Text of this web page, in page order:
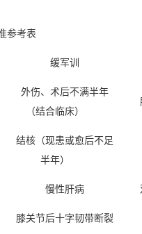
参考表
缓军训
外伤、术后不满半年
（结合临床）
结核（现患或愈后不足
半年）
慢性肝病
膝关节后十字韧带断裂